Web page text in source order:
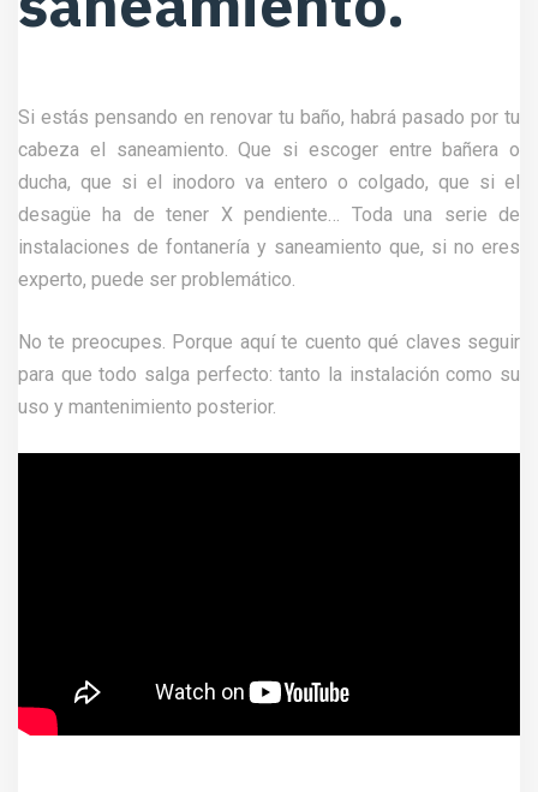
Si estás pensando en renovar tu baño, habrá pasado por tu
cabeza el saneamiento. Que si escoger entre bañera o
ducha, que si el inodoro va entero o colgado, que si el
desagüe ha de tener X pendiente… Toda una serie de
instalaciones de fontanería y saneamiento que, si no eres
experto, puede ser problemático.
No te preocupes. Porque aquí te cuento qué claves seguir
para que todo salga perfecto: tanto la instalación como su
uso y mantenimiento posterior.